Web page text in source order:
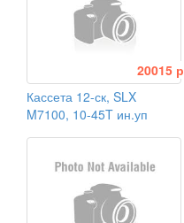
20015 р
Кассета 12-ск, SLX
M7100, 10-45T ин.уп